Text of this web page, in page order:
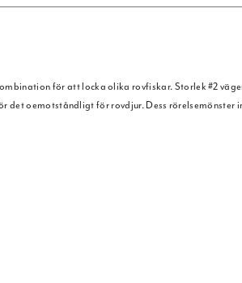
för att locka olika rovfiskar. Storlek #2
oemotståndligt för rovdjur. Dess rörelsemönster